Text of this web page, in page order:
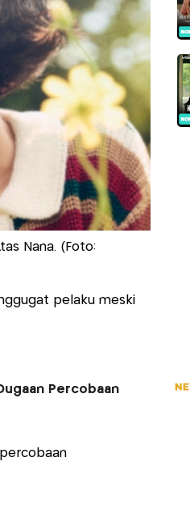
Nana. (Foto:
pelaku meski
Percobaan